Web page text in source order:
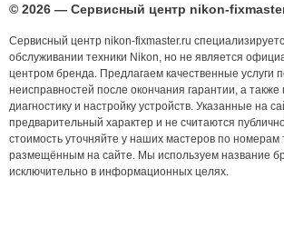
© 2026 — Сервисный центр nikon-
Сервисный центр nikon-fixmaster.ru
обслуживании техники Nikon, но не является
центром бренда. Предлагаем качественные услуги
неисправностей после окончания гарантии, а
диагностику и настройку устройств. Указанные на
предварительный характер и не считаются
стоимость уточняйте у наших мастеров по
размещённым на сайте. Мы используем название
исключительно в информационных целях.